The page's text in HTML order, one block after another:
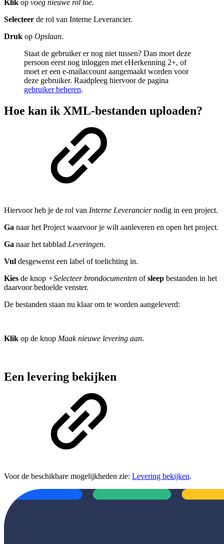
Klik op voeg nieuwe rol toe.
Selecteer de rol van Interne Leverancier.
Druk op Opslaan.
Staat de gebruiker er nog niet tussen? Dan moet deze
persoon eerst nog inloggen met eHerkenning 2+, of
moet er een e-mailaccount aangemaakt worden voor
deze gebruiker. Raadpleeg hiervoor de pagina
gebruiker beheren.
Hoe kan ik XML-bestanden uploaden?
Hiervoor heb je de rol van Interne Leveranciernodig in een project.
Ga naar het Project waarvoor je wilt aanleveren en open het project.
Ga naar het tabblad Leveringen.
Vul desgewenst een label of toelichting in.
Kies de knop +Selecteer brondocumenten ofsleep bestanden in het
daarvoor bedoelde venster.
De bestanden staan nu klaar om te worden aangeleverd:
Klik op de knop Maak nieuwe levering aan.
Een levering bekijken
Voor de beschikbare mogelijkheden zie: Levering bekijken.